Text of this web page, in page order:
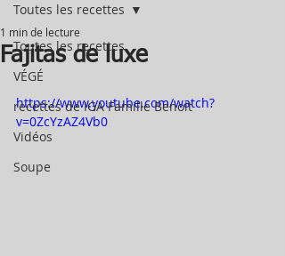
Toutes les recettes
VÉGÉ
recettes de IGA Famille Benoit
Vidéos
Soupe
Toutes les recettes
Fajitas de luxe
1 min de lecture
https://www.youtube.com/watch?
v=0ZcYzAZ4Vb0